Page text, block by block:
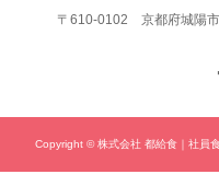
〒610-0102 京都府城陽
Copyright © 株式会社 都給食｜社員